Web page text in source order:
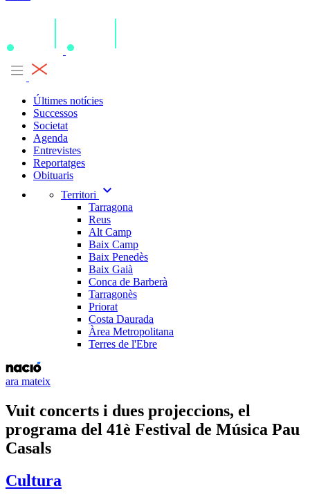
Últimes notícies
Successos
Societat
Agenda
Entrevistes
Reportatges
Obituaris
Territori
expand_more
Tarragona
Reus
Alt Camp
Baix Camp
Baix Penedès
Baix Gaià
Conca de Barberà
Tarragonès
Priorat
Costa Daurada
Àrea Metropolitana
Terres de l'Ebre
ara mateix
Vuit concerts i dues projeccions, el
programa del 41è Festival de Música Pau
Casals
Cultura